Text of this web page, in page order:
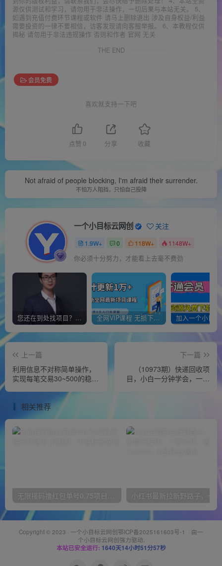
源仅供测试和学习，请勿用于非法操作，一切后果与本站无关。 5、
如遇到充值付费环节课程或软件 请马上删除退出 涉及自身权益/利益
需要投资的一律不要相信，访客发现请向客服举报。 6、本教程仅供
揭秘 请勿用于非法违规操作 否则和作者 官网 无关
THE END
会员免费
喜欢就支持一下吧
点赞 0 分享 收藏
Not afraid of people blocking, I'm afraid their surrender.
不怕万人阻挡，只怕自己投降
一个小目标云网创 关注
1.9W+ 0 118W+ 1148W+
你必须十分努力，才能看上去毫不费劲
您还在到处找项目？还在当韭菜？我靠经营“一个小目标网创商城”年入百W+，曾经我也负债累累! 全网VIP课程 无损下载~
上一篇
利用信息不对称简单操作，
实现每笔交易30~500的稳定
下一篇
（10973期）快递回收项
目，小白一分钟学会，一分
相关推荐
无限接码撸红包单号0.75项目无偿分享给你【揭秘】
Copyright © 2023 · 一个小目标云网创鄂ICP备2025161603号-1 · 由一
个小目标云网创强力驱动.
本站已安全运行: 1640天14小时51分57秒